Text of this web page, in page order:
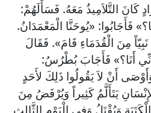
كَانَ التَّلاَمِيذُ مَعَهُ. فَسَأَلَهُمْ:
فَأَجَابُوا: «يُوحَنَّا الْمَعْمَدَانُ.
مِنَ الْقُدَمَاءِ قَامَ». فَقَالَ
أَنَا؟» فَأَجَابَ بُطْرُسُ:
أَنْ لاَ يَقُولُوا ذَلِكَ لأَحَدٍ
يَتَأَلَّمُ كَثِيراً وَيُرْفَضُ مِنَ
وَيُقْتَلُ وَفِي الْيَوْمِ الثَّالِثِ